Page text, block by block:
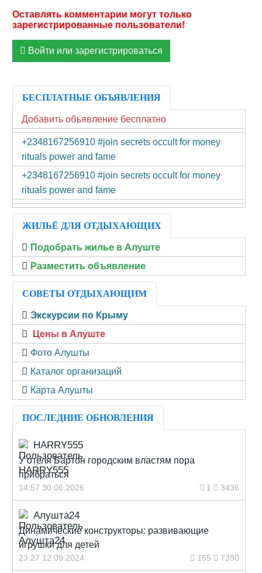
Войти или зарегистрироваться
БЕСПЛАТНЫЕ ОБЪЯВЛЕНИЯ
Добавить объявление бесплатно
+2348167256910 #join secrets occult for money
rituals power and fame
+2348167256910 #join secrets occult for money
rituals power and fame
ЖИЛЬЁ ДЛЯ ОТДЫХАЮЩИХ
Подобрать жилье в Алуште
Разместить объявление
СОВЕТЫ ОТДЫХАЮЩИМ
Экскурсии по Крыму
Цены в Алуште
Фото Алушты
Каталог организаций
Карта Алушты
ПОСЛЕДНИЕ ОБНОВЛЕНИЯ
HARRY555
У отеля Бартон городским властям пора
прибраться
14:57 30.06.2026 1 3436
Алушта24
Динамические конструкторы: развивающие
игрушки для детей
23:27 12.09.2024 155 7390